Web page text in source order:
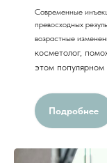
Современные
превосходных
возрастные
косметолог,
этом популярном
Подробнее